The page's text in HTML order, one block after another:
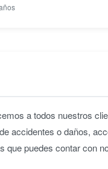
a todos nuestros
accidentes o daños,
que puedes contar con